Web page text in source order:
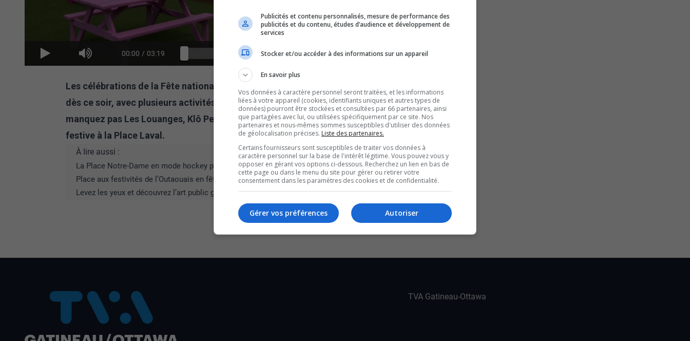
00:00 / 03:19
Les célébrations de la Fête nationale du Québec sont officiellement lancées
dès ce soir, avec plusieurs activités prévues partout dans la région. Ne
manquez pas Les Louanges, Klô Pelgag et Kinjioo avec toute une ambiance
festive à la Place Laval.
À lire aussi :
La Place Notre-Dame en mode hockey pour la Fête nationale
Place aux festivités de l’Outaouais en fête!
Levez les yeux et découvrez l’art public grâce au Sentier culturel
Avec les renseignements de Stéphanie Salomon.
YouTube
X
TVA Gatineau-Ottawa
Publicités et contenu personnalisés, mesure de performance des
publicités et du contenu, études d’audience et développement de
services
Stocker et/ou accéder à des informations sur un appareil
En savoir plus
Vos données à caractère personnel seront traitées, et les informations
liées à votre appareil (cookies, identifiants uniques et autres types de
données) pourront être stockées et consultées par 66 partenaires, ainsi
que partagées avec lui, ou utilisées spécifiquement par ce site. Nos
partenaires et nous-mêmes sommes susceptibles d'utiliser des données
de géolocalisation précises. Liste des partenaires.
Certains fournisseurs sont susceptibles de traiter vos données à
caractère personnel sur la base de l'intérêt légitime. Vous pouvez vous y
opposer en gérant vos options ci-dessous. Recherchez un lien en bas de
cette page ou dans le menu du site pour gérer ou retirer votre
consentement dans les paramètres des cookies et de confidentialité.
Autoriser
Gérer vos préférences